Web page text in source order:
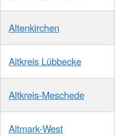
Altenkirchen
Altkreis Lübbecke
Altkreis-Meschede
Altmark-West